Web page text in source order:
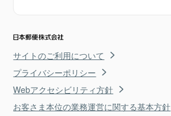
サイトのご利用について
プライバシーポリシー
Webアクセシビリティ方針
お客さま本位の業務運営に関する基本方針